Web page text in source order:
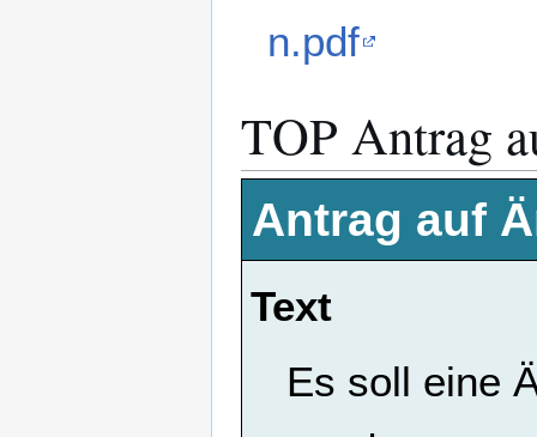
n.pdf
TOP Antrag
Antrag auf
Text
Es soll eine